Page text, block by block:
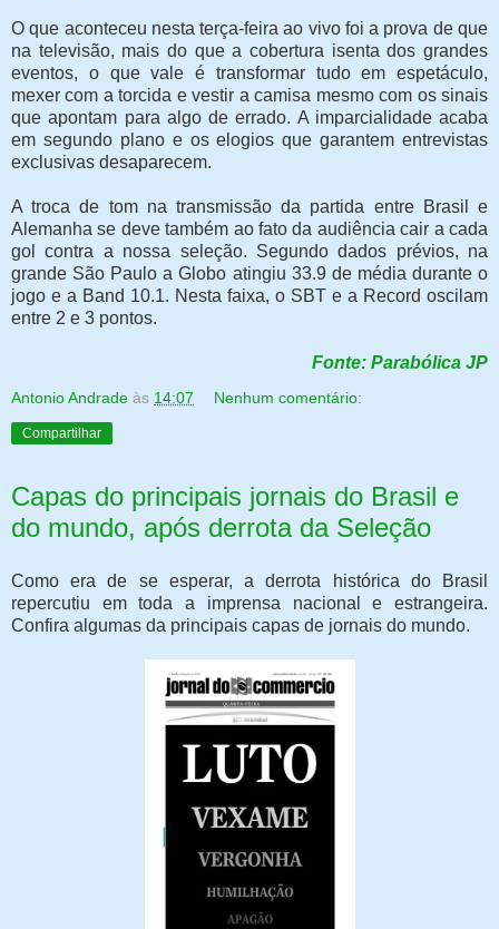
O que aconteceu nesta terça-feira ao vivo foi a prova de que
na televisão, mais do que a cobertura isenta dos grandes
eventos, o que vale é transformar tudo em espetáculo,
mexer com a torcida e vestir a camisa mesmo com os sinais
que apontam para algo de errado. A imparcialidade acaba
em segundo plano e os elogios que garantem entrevistas
exclusivas desaparecem.
A troca de tom na transmissão da partida entre Brasil e
Alemanha se deve também ao fato da audiência cair a cada
gol contra a nossa seleção. Segundo dados prévios, na
grande São Paulo a Globo atingiu 33.9 de média durante o
jogo e a Band 10.1. Nesta faixa, o SBT e a Record oscilam
entre 2 e 3 pontos.
Fonte: Parabólica JP
Antonio Andrade às 14:07 Nenhum comentário:
Compartilhar
Capas do principais jornais do Brasil e
do mundo, após derrota da Seleção
Como era de se esperar, a derrota histórica do Brasil
repercutiu em toda a imprensa nacional e estrangeira.
Confira algumas da principais capas de jornais do mundo.